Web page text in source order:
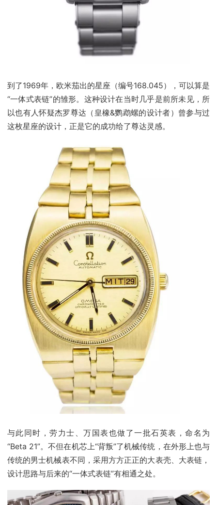
到了1969年，欧米茄出的星座（编号168.045），可以算是
“一体式表链”的雏形。这种设计在当时几乎是前所未见，所
以也有人怀疑杰罗尊达（皇橡&鹦鹉螺的设计者）曾参与过
这枚星座的设计，正是它的成功给了尊达灵感。
与此同时，劳力士、万国表也做了一批石英表，命名为
“Beta 21”。不但在机芯上“背叛”了机械传统，在外形上也与
传统的男士机械表不同，采用方方正正的大表壳、大表链，
设计思路与后来的“一体式表链”有相通之处。